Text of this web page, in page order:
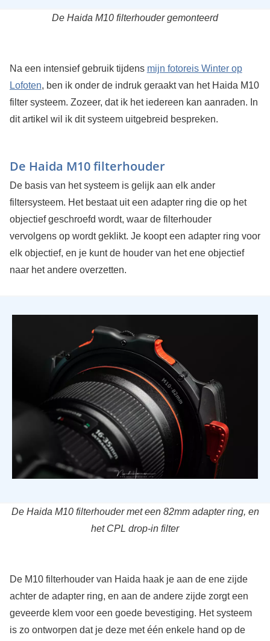
De Haida M10 filterhouder gemonteerd
Na een intensief gebruik tijdens mijn fotoreis Winter op
Lofoten, ben ik onder de indruk geraakt van het Haida M10
filter systeem. Zozeer, dat ik het iedereen kan aanraden. In
dit artikel wil ik dit systeem uitgebreid bespreken.
De Haida M10 filterhouder
De basis van het systeem is gelijk aan elk ander
filtersysteem. Het bestaat uit een adapter ring die op het
objectief geschroefd wordt, waar de filterhouder
vervolgens op wordt geklikt. Je koopt een adapter ring voor
elk objectief, en je kunt de houder van het ene objectief
naar het andere overzetten.
De Haida M10 filterhouder met een 82mm adapter ring, en
het CPL drop-in filter
De M10 filterhouder van Haida haak je aan de ene zijde
achter de adapter ring, en aan de andere zijde zorgt een
geveerde klem voor een goede bevestiging. Het systeem
is zo ontworpen dat je deze met één enkele hand op de